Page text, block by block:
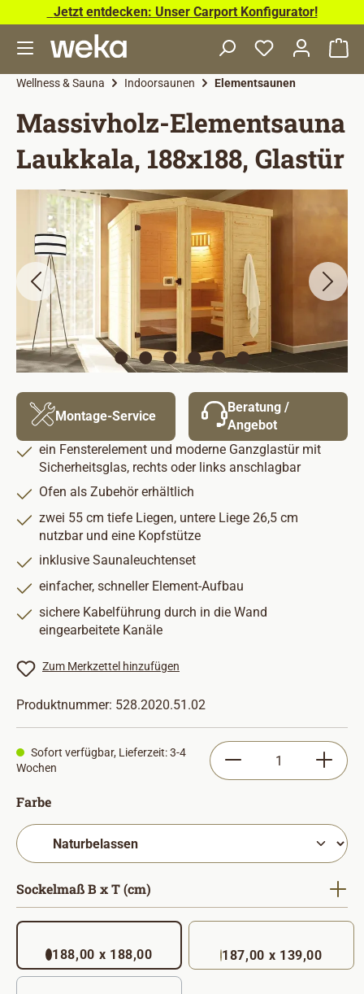
Zum Hauptinhalt springen
Jetzt entdecken: Unser Carport Konfigurator!
Wellness & Sauna Indoorsaunen Elementsaunen
Massivholz-Elementsauna
Laukkala, 188x188, Glastür
Bildergalerie überspringen
Montage-Service
Beratung /
Angebot
ein Fensterelement und moderne Ganzglastür mit
Sicherheitsglas, rechts oder links anschlagbar
Ofen als Zubehör erhältlich
zwei 55 cm tiefe Liegen, untere Liege 26,5 cm
nutzbar und eine Kopfstütze
inklusive Saunaleuchtenset
einfacher, schneller Element-Aufbau
sichere Kabelführung durch in die Wand
eingearbeitete Kanäle
Zum Merkzettel hinzufügen
Produktnummer: 528.2020.51.02
Sofort verfügbar, Lieferzeit: 3-4
Wochen
Produkt Anzahl:
Farbeauswählen
Sockelmaß B x T (cm)
188,00 x 188,00 187,00 x 139,00